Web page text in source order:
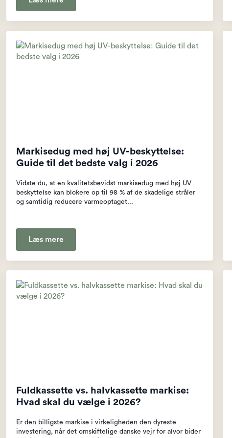
Markisedug med høj UV-beskyttelse:
Guide til det bedste valg i 2026
Vidste du, at en kvalitetsbevidst markisedug med høj UV
beskyttelse kan blokere op til 98 % af de skadelige stråler
og samtidig reducere varmeoptaget...
Læs mere
Fuldkassette vs. halvkassette markise:
Hvad skal du vælge i 2026?
Er den billigste markise i virkeligheden den dyreste
investering, når det omskiftelige danske vejr for alvor bider